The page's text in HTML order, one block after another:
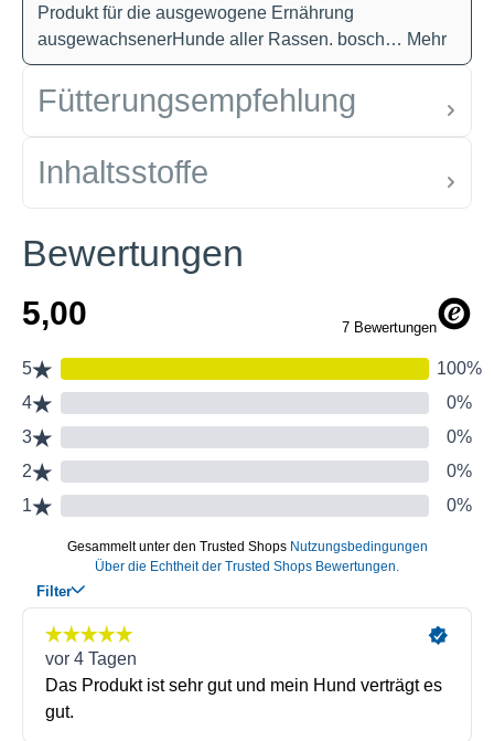
Produkt für die ausgewogene Ernährung
ausgewachsenerHunde aller Rassen. bosch… Mehr
Fütterungsempfehlung
Inhaltsstoffe
Bewertungen